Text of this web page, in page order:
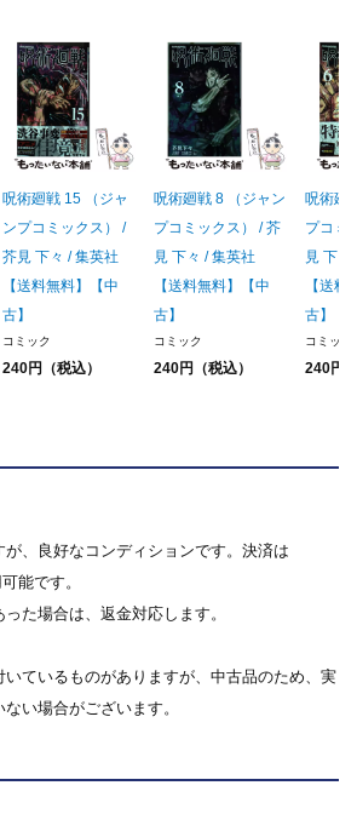
呪術廻戦 15 （ジャ
ンプコミックス） /
芥見 下々 / 集英社
【送料無料】【中
古】
コミック
240円（税込）
呪術廻戦 8 （ジャン
プコミックス） / 芥
見 下々 / 集英社
【送料無料】【中
古】
コミック
240円（税込）
呪術廻
プコミ
見 下々
【送
古】
コミック
240円
、良好なコンディションです。決済は
能です。
た場合は、返金対応します。
ているものがありますが、中古品のため、実
い場合がございます。